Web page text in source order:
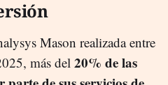
Mason realizada entre
más del 20% de las